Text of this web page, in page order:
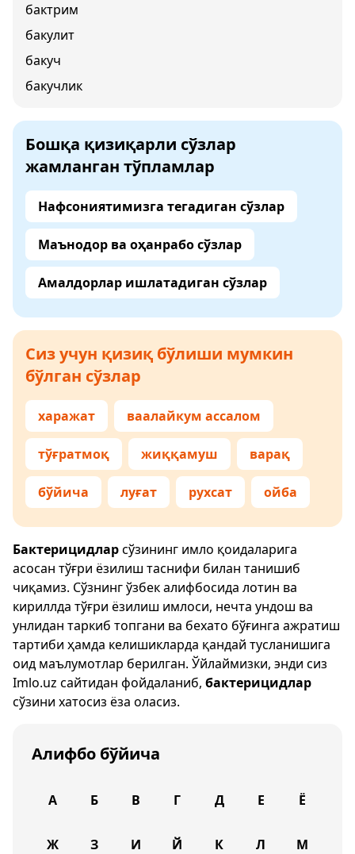
бактрим
бакулит
бакуч
бакучлик
Бошқа қизиқарли сўзлар
жамланган тўпламлар
Нафсониятимизга тегадиган сўзлар
Маънодор ва оҳанрабо сўзлар
Амалдорлар ишлатадиган сўзлар
Сиз учун қизиқ бўлиши мумкин
бўлган сўзлар
харажат ваалайкум ассалом
тўғратмоқ жиққамуш варақ
бўйича луғат рухсат ойба
Бактерицидларсўзининг имло қоидаларига
асосан тўғри ёзилиш таснифи билан танишиб
чиқамиз. Сўзнинг ўзбек алифбосида лотин ва
кириллда тўғри ёзилиш имлоси, нечта ундош ва
унлидан таркиб топгани ва бехато бўғинга ажратиш
тартиби ҳамда келишикларда қандай тусланишига
оид маълумотлар берилган. Ўйлаймизки, энди сиз
Imlo.uz сайтидан фойдаланиб, бактерицидлар
сўзини хатосиз ёза оласиз.
Алифбо бўйича
А Б В Г Д Е Ё
Ж З И Й К Л М